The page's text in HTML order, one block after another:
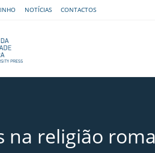
NOTÍCIAS CONTACTOS
na religião